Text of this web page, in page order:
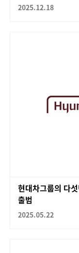
2025.12.18
현대차그룹의 다
출범
2025.05.22